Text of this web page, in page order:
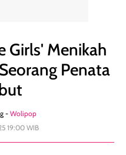
Girls' Menikah
Penata
- Wolipop
19:00 WIB